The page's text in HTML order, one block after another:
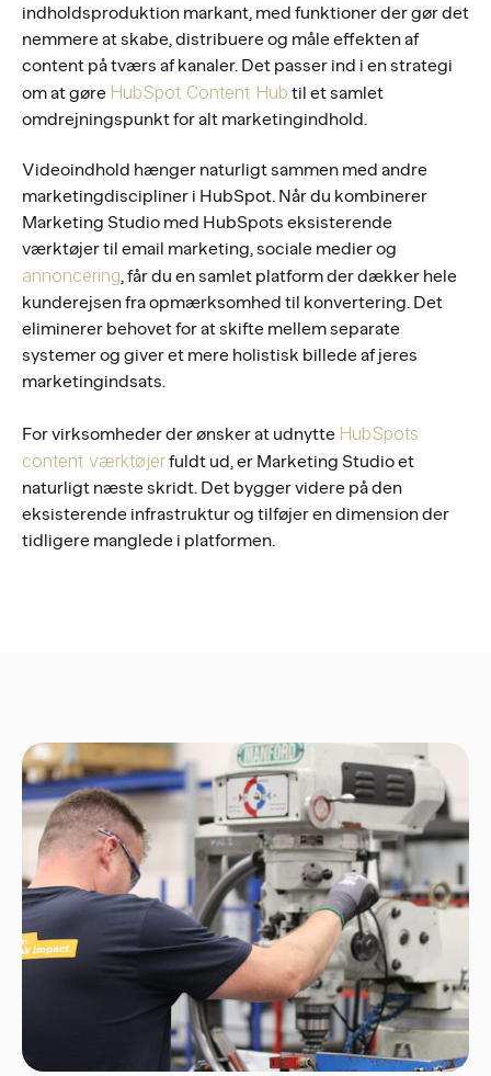
indholdsproduktion markant, med funktioner der gør det
nemmere at skabe, distribuere og måle effekten af
content på tværs af kanaler. Det passer ind i en strategi
om at gøre HubSpot Content Hub til et samlet
omdrejningspunkt for alt marketingindhold.
Videoindhold hænger naturligt sammen med andre
marketingdiscipliner i HubSpot. Når du kombinerer
Marketing Studio med HubSpots eksisterende
værktøjer til email marketing, sociale medier og
annoncering, får du en samlet platform der dækker hele
kunderejsen fra opmærksomhed til konvertering. Det
eliminerer behovet for at skifte mellem separate
systemer og giver et mere holistisk billede af jeres
marketingindsats.
For virksomheder der ønsker at udnytte HubSpots
content værktøjerfuldt ud, er Marketing Studio et
naturligt næste skridt. Det bygger videre på den
eksisterende infrastruktur og tilføjer en dimension der
tidligere manglede i platformen.